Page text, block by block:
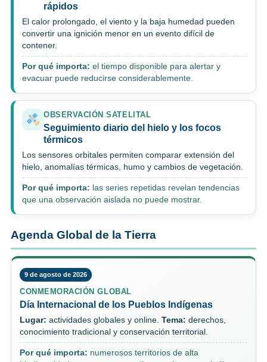
rápidos
El calor prolongado, el viento y la baja humedad pueden
convertir una ignición menor en un evento difícil de
contener.
Por qué importa: el tiempo disponible para alertar y
evacuar puede reducirse considerablemente.
OBSERVACIÓN SATELITAL
Seguimiento diario del hielo y los focos
térmicos
Los sensores orbitales permiten comparar extensión del
hielo, anomalías térmicas, humo y cambios de vegetación.
Por qué importa: las series repetidas revelan tendencias
que una observación aislada no puede mostrar.
Agenda Global de la Tierra
9 de agosto de 2026
CONMEMORACIÓN GLOBAL
Día Internacional de los Pueblos Indígenas
Lugar: actividades globales y online. Tema: derechos,
conocimiento tradicional y conservación territorial.
Por qué importa: numerosos territorios de alta